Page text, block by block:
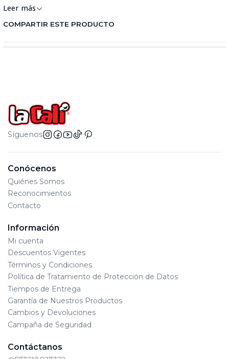
Keywords: Cuaderno cosido cuadros -Cuaderno
cosido 100 hojas cuadros
Leer más
COMPARTIR ESTE PRODUCTO
Síguenos
Conócenos
Quiénes Somos
Reconocimientos
Contacto
Información
Mi cuenta
Descuentos Vigentes
Términos y Condiciones
Política de Tratamiento de Protección de Datos
Tiempos de Entrega
Garantía de Nuestros Productos
Cambios y Devoluciones
Campaña de Seguridad
Contáctanos